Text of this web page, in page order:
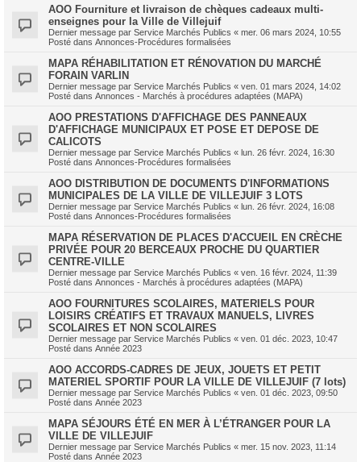
AOO Fourniture et livraison de chèques cadeaux multi-
enseignes pour la Ville de Villejuif
Dernier message par Service Marchés Publics « mer. 06 mars 2024, 10:55
Posté dans Annonces-Procédures formalisées
MAPA RÉHABILITATION ET RÉNOVATION DU MARCHÉ
FORAIN VARLIN
Dernier message par Service Marchés Publics « ven. 01 mars 2024, 14:02
Posté dans Annonces - Marchés à procédures adaptées (MAPA)
AOO PRESTATIONS D'AFFICHAGE DES PANNEAUX
D'AFFICHAGE MUNICIPAUX ET POSE ET DEPOSE DE
CALICOTS
Dernier message par Service Marchés Publics « lun. 26 févr. 2024, 16:30
Posté dans Annonces-Procédures formalisées
AOO DISTRIBUTION DE DOCUMENTS D'INFORMATIONS
MUNICIPALES DE LA VILLE DE VILLEJUIF 3 LOTS
Dernier message par Service Marchés Publics « lun. 26 févr. 2024, 16:08
Posté dans Annonces-Procédures formalisées
MAPA RÉSERVATION DE PLACES D'ACCUEIL EN CRÈCHE
PRIVÉE POUR 20 BERCEAUX PROCHE DU QUARTIER
CENTRE-VILLE
Dernier message par Service Marchés Publics « ven. 16 févr. 2024, 11:39
Posté dans Annonces - Marchés à procédures adaptées (MAPA)
AOO FOURNITURES SCOLAIRES, MATERIELS POUR
LOISIRS CRÉATIFS ET TRAVAUX MANUELS, LIVRES
SCOLAIRES ET NON SCOLAIRES
Dernier message par Service Marchés Publics « ven. 01 déc. 2023, 10:47
Posté dans Année 2023
AOO ACCORDS-CADRES DE JEUX, JOUETS ET PETIT
MATERIEL SPORTIF POUR LA VILLE DE VILLEJUIF (7 lots)
Dernier message par Service Marchés Publics « ven. 01 déc. 2023, 09:50
Posté dans Année 2023
MAPA SÉJOURS ÉTÉ EN MER À L’ÉTRANGER POUR LA
VILLE DE VILLEJUIF
Dernier message par Service Marchés Publics « mer. 15 nov. 2023, 11:14
Posté dans Année 2023